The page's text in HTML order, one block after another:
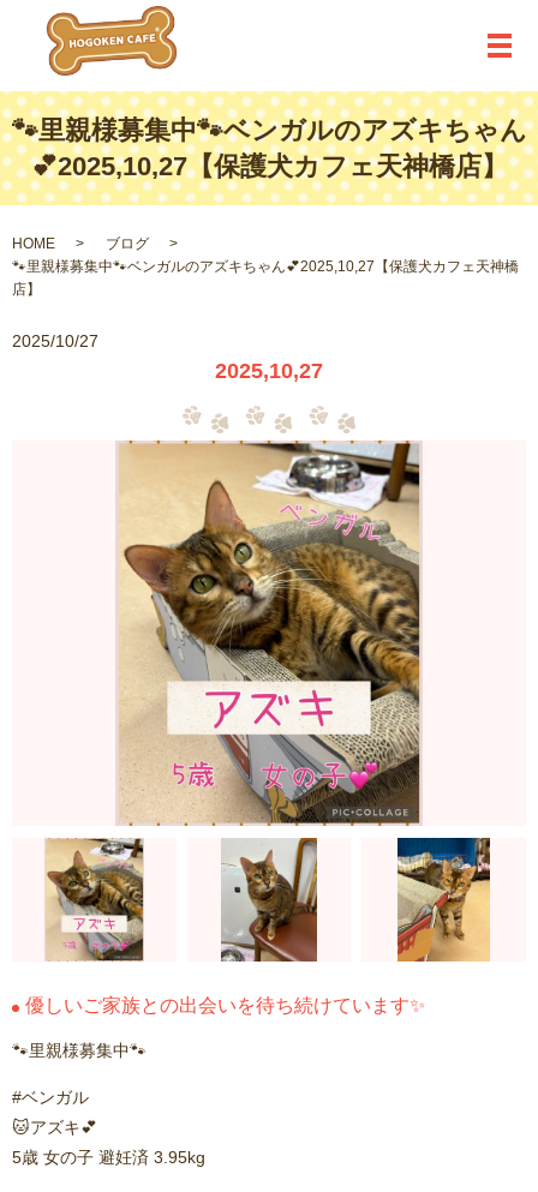
メ
🐾里親様募集中🐾ベンガルのアズキちゃん
💕2025,10,27【保護犬カフェ天神橋店】
HOME
ブログ
🐾里親様募集中🐾ベンガルのアズキちゃん💕2025,10,27【保護犬カフェ天神橋
店】
2025/10/27
2025,10,27
優しいご家族との出会いを待ち続けています✨
🐾里親様募集中🐾
#ベンガル
🐱アズキ💕
5歳 女の子 避妊済 3.95kg